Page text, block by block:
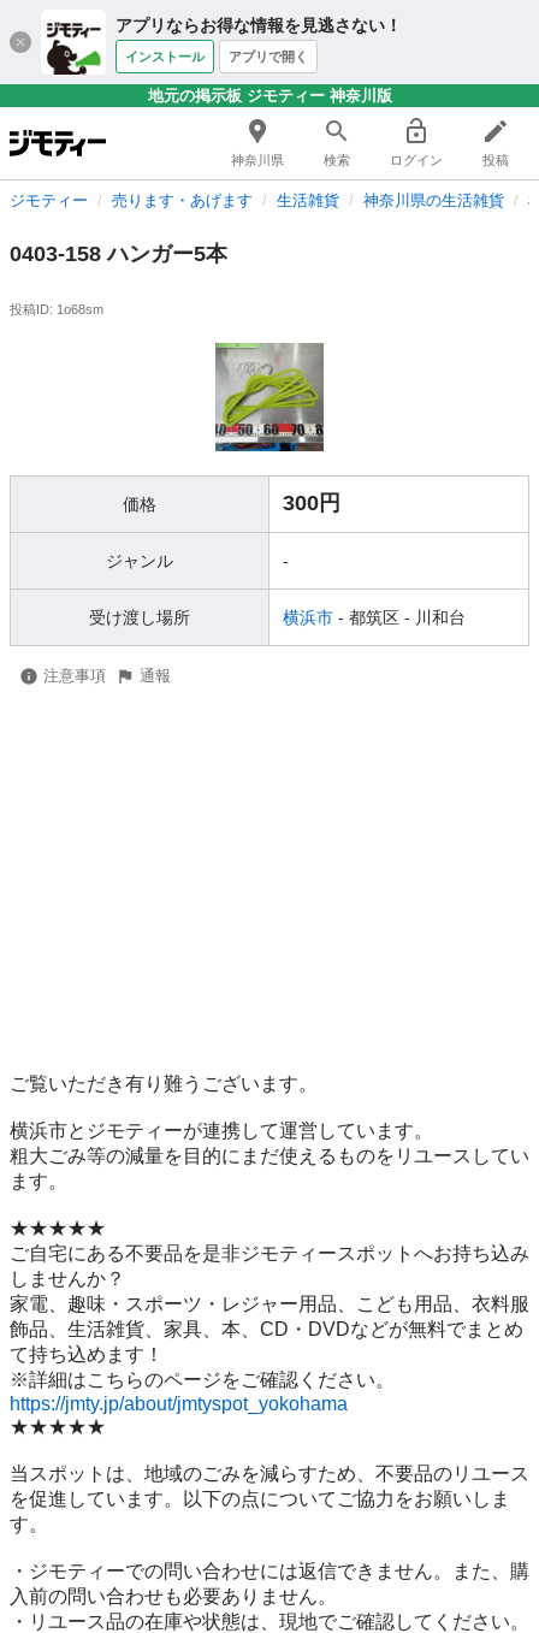
アプリならお得な情報を見逃さない！
インストール アプリで開く
地元の掲示板 ジモティー 神奈川版
神奈川県 検索 ログイン 投稿
ジモティー 売ります・あげます 生活雑貨 神奈川県の生活雑貨
0403-158 ハンガー5本
投稿ID: 1o68sm
価格 300円
ジャンル -
受け渡し場所 横浜市 - 都筑区 - 川和台
注意事項 通報
ご覧いただき有り難うございます。
横浜市とジモティーが連携して運営しています。
粗⼤ごみ等の減量を⽬的にまだ使えるものをリユースしてい
ます。
★★★★★
ご自宅にある不要品を是非ジモティースポットへお持ち込み
しませんか？
家電、趣味・スポーツ・レジャー用品、こども用品、衣料服
飾品、生活雑貨、家具、本、CD・DVDなどが無料でまとめ
て持ち込めます！
https://jmty.jp/about/jmtyspot_yokohama
★★★★★
当スポットは、地域のごみを減らすため、不要品のリユース
を促進しています。以下の点についてご協力をお願いしま
す。
・ジモティーでの問い合わせには返信できません。また、購
入前の問い合わせも必要ありません。
・リユース品の在庫や状態は、現地でご確認してください。